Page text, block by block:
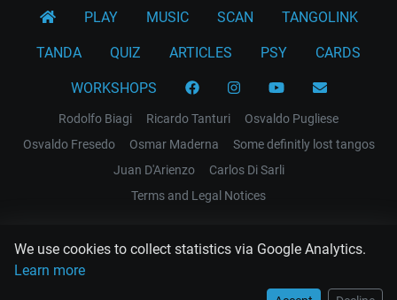
We use cookies to collect statistics via Google Analytics.
Learn more
PLAY MUSIC SCAN TANGOLINK
TANDA QUIZ ARTICLES PSY CARDS
WORKSHOPS
Rodolfo Biagi Ricardo Tanturi
Osvaldo Pugliese
Osvaldo Fresedo
Osmar Maderna
Some definitly lost tangos
Juan D'Arienzo
Carlos Di Sarli
Terms and Legal Notices
EL RECODO TANGO